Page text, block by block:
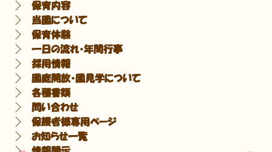
保育内容
当園について
保育体験
一日の流れ・年間行事
採用情報
園庭開放・園見学について
各種書類
問い合わせ
保護者様専用ページ
お知らせ一覧